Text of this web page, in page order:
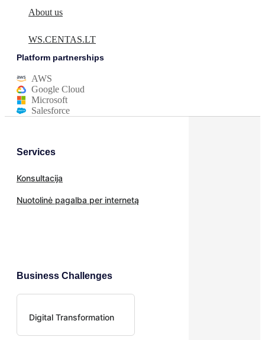
About us
WS.CENTAS.LT
Platform partnerships
AWS
Google Cloud
Microsoft
Salesforce
Services
Konsultacija
Nuotolinė pagalba per internetą
Business Challenges
Digital Transformation